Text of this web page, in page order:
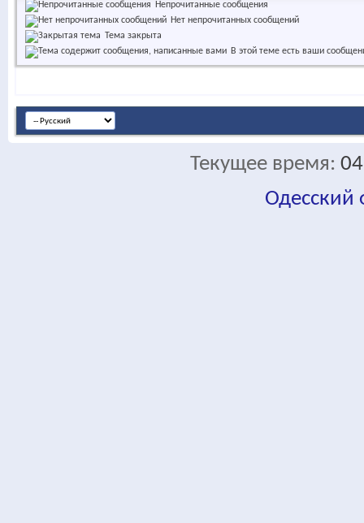
Непрочитанные сообщения
Нет непрочитанных сообщений
Тема закрыта
В этой теме есть ваши
Текущее время:
Одесский